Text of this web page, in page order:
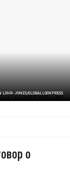
JONES/GLOBALLOOKPRESS
о